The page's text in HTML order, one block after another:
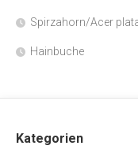
Spirzahorn/Acer
Hainbuche
Kategorien